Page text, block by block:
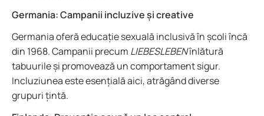
Germania: Campanii incluzive și creative
Germania oferă educație sexuală inclusivă în școli încă
din 1968. Campanii precum LIEBESLEBENînlătură
tabuurile și promovează un comportament sigur.
Incluziunea este esențială aici, atrăgând diverse
grupuri țintă.